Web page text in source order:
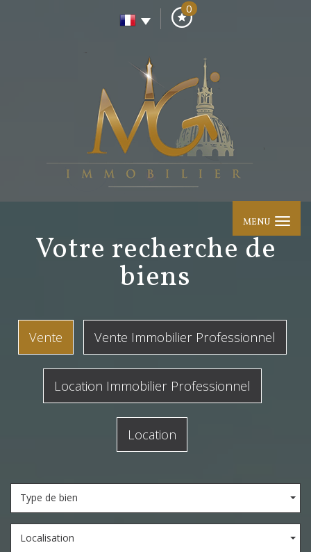
0
MENU
votre recherche de
biens
Vente Vente Immobilier Professionnel
Location Immobilier Professionnel
Location
Type de bien
Localisation